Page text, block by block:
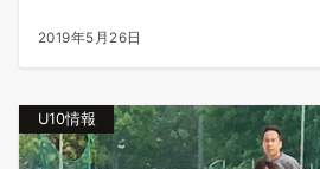
2019年5月26日
U10情報